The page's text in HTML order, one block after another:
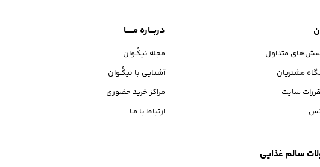
متداول
مشتریان
سایت
دربـــاره مــــــا
مجله نیکُـوان
آشنایی با نیکُـوان
مراکز خرید حضوری
ارتباط با مـا
سالم غذایی